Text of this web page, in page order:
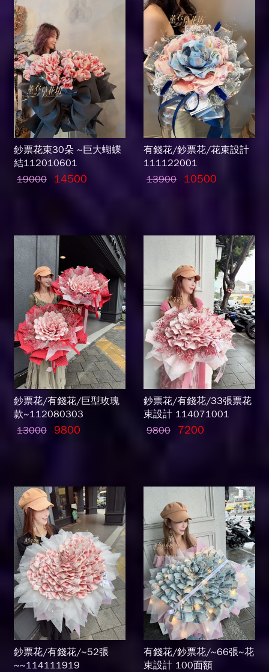
鈔票花束30朵 ~巨大蝴蝶
結112010601
19000
14500
有錢花/鈔票花/花束設計
111122001
13900
10500
鈔票花/有錢花/巨型玫瑰
款~112080303
13000 9800
鈔票花/有錢花/33張票花
束設計 114071001
9800
7200
鈔票花/有錢花/~52張
~~114111919
有錢花/鈔票花/~66張~花
束設計 100面額